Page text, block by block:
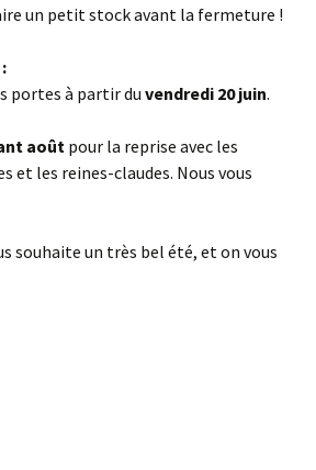
un petit stock avant la fermeture !
portes à partir du vendredi 20 juin.
aoûtpour la reprise avec les
et les reines-claudes. Nous vous
souhaite un très bel été, et on vous